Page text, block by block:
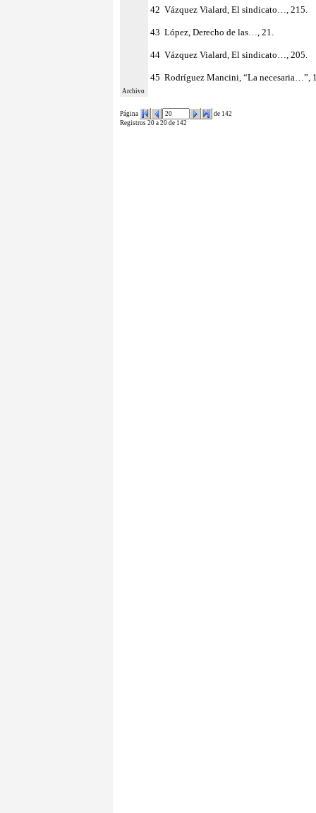
42 Vázquez Vialard, El sindicato…, 215.
43 López, Derecho de las…, 21.
44 Vázquez Vialard, El sindicato…, 205.
45 Rodríguez Mancini, “La necesaria…”,
Archivo
Página
de 142
Registros 20 a 20 de 142